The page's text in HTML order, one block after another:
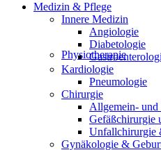
Physiotherapie
Medizin & Pflege
Innere Medizin
Angiologie
Diabetologie
Kardiologie
Pneumologie
Chirurgie
Allgemein-
Gefäßchirurgie
Unfallchirurgie
Gynäkologie &